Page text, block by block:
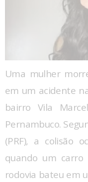
Uma mulher
em um acidente
bairro Vila
Pernambuco.
(PRF), a colisão
quando um carro
rodovia bateu em